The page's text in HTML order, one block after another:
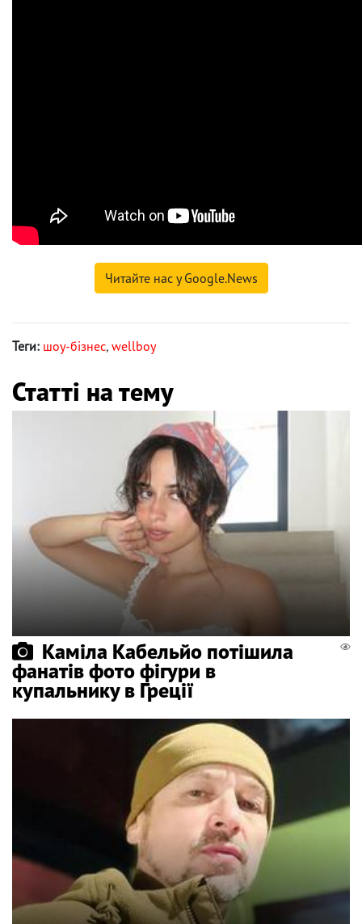
Читайте нас у Google.News
Теги: шоу-бізнес, wellboy
Статті на тему
Каміла Кабельйо потішила
фанатів фото фігури в
купальнику в Греції